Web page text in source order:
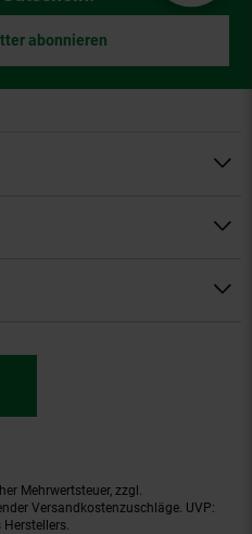
abonnieren
Mehrwertsteuer, zzgl.
Versandkostenzuschläge. UVP: